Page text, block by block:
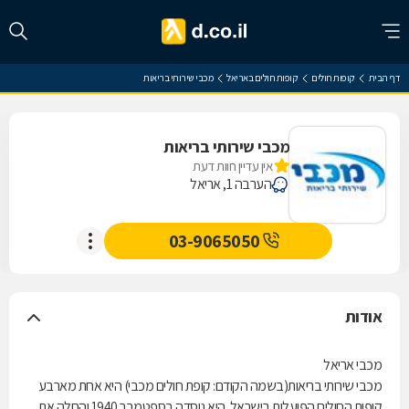
דף הבית קופות חולים קופות חולים באריאל מכבי שירותי בריאות
מכבי שירותי בריאות
אין עדיין חוות דעת
הערבה 1, אריאל
03-9065050
אודות
מכבי אריאל
מכבי שירותי בריאות(בשמה הקודם: קופת חולים מכבי) היא אחת מארבע